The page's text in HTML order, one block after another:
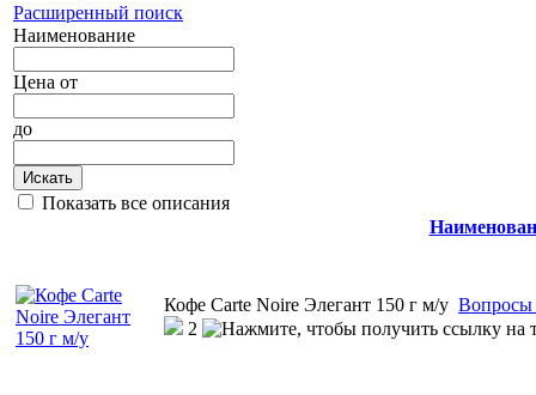
Расширенный поиск
Наименование
Цена от
до
Искать
Показать все описания
Кофе Carte Noire Элегант 150 г м/у Вопросы
2